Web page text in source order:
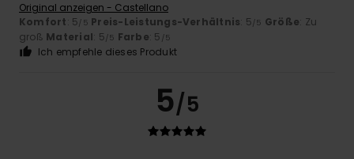
Original anzeigen - Castellano
Komfort: 5/5 Preis-Leistungs-Verhältnis: 5/5 Größe: Zu
groß Material: 5/5 Farbe: 5 /5
Ich empfehle dieses Produkt
5/5